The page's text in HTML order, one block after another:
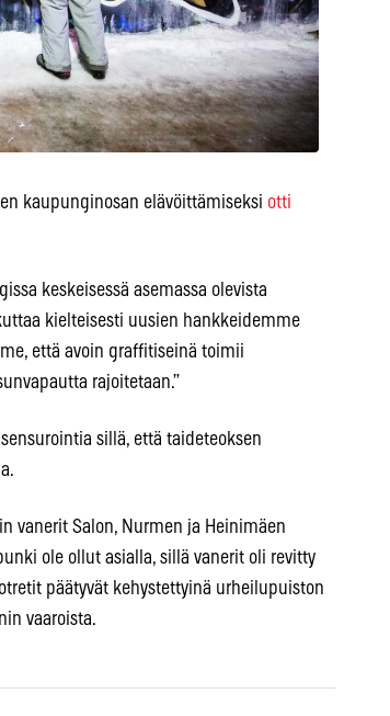
kaupunginosan elävöittämiseksi otti
keskeisessä asemassa olevista
kielteisesti uusien hankkeidemme
että avoin graffitiseinä toimii
rajoitetaan.”
sillä, että taideteoksen
vanerit Salon, Nurmen ja Heinimäen
ole ollut asialla, sillä vanerit oli revitty
päätyvät kehystettyinä urheilupuiston
vaaroista.